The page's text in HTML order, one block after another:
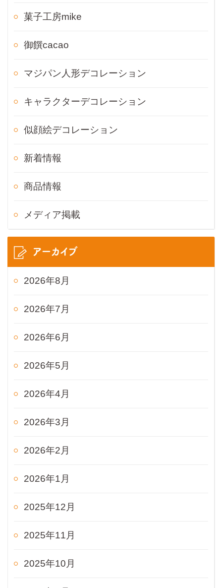
菓子工房mike
御饌cacao
マジパン人形デコレーション
キャラクターデコレーション
似顔絵デコレーション
新着情報
商品情報
メディア掲載
アーカイブ
2026年8月
2026年7月
2026年6月
2026年5月
2026年4月
2026年3月
2026年2月
2026年1月
2025年12月
2025年11月
2025年10月